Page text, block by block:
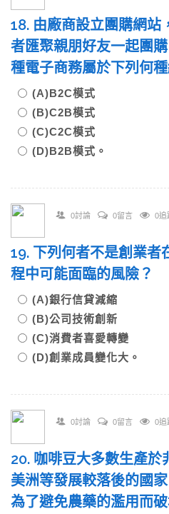
18. 由廠商設立團購網站
者匯聚親朋好友一起團
種電子商務屬於下列何
(A)B2C模式
(B)C2B模式
(C)C2C模式
(D)B2B模式。
0討論 0留言 0追
19. 下列何者不是創業者
程中可能面臨的風險？
(A)銀行信貸減縮
(B)公司技術創新
(C)消費者喜愛轉變
(D)創業成員變化大。
0討論 0留言 0追
20. 咖啡豆大多數生產於
美洲等發展較落後的國
為了避免農藥的濫用而